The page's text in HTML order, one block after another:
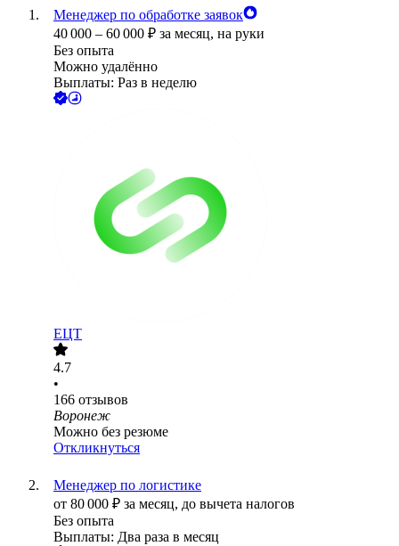
Менеджер по обработке заявок
40 000 – 60 000 ₽ за месяц, на руки
Без опыта
Можно удалённо
Выплаты: Раз в неделю
ЕЦТ
4.7
•
166 отзывов
Воронеж
Можно без резюме
Откликнуться
Менеджер по логистике
от 80 000 ₽ за месяц, до вычета налогов
Без опыта
Выплаты: Два раза в месяц